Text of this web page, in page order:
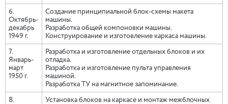
6.
Октябрь-
декабрь
1949 г.
Создание принципиальной блок-схемы макета
машины.
Разработка общей компоновки машины.
Конструирование и изготовление каркаса машины.
7.
Январь-
март
1950 г.
Разработка и изготовление отдельных блоков и их
отладка.
Разработка и изготовление пульта управления
машиной.
Разработка ТУ на магнитное запоминание.
8.
Установка блоков на каркасе и монтаж межблочных